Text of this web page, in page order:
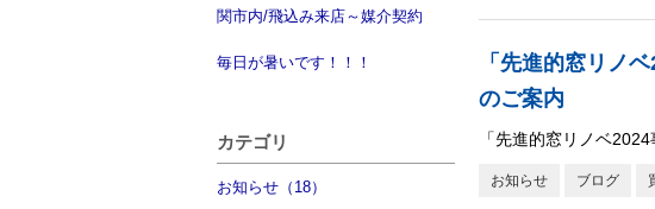
関市内/飛込み来店～媒介契約
毎日が暑いです！！！
カテゴリ
お知らせ（18）
「先進的窓リノ
のご案内
「先進的窓リノベ
お知らせ ブログ